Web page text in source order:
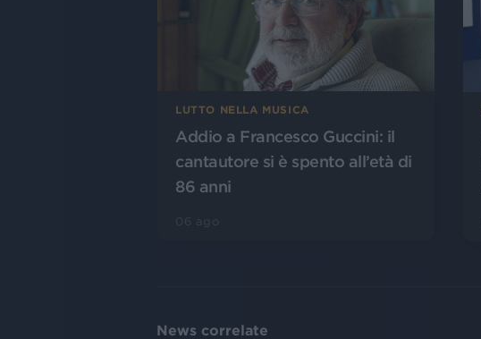
LUTTO NELLA MUSICA
Addio a Francesco Guccini: il
cantautore si è spento all’età di
86 anni
News correlate